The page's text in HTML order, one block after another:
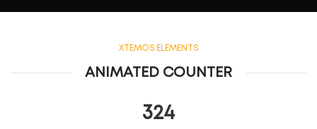
XTEMOS ELEMENTS
ANIMATED COUNTER
324